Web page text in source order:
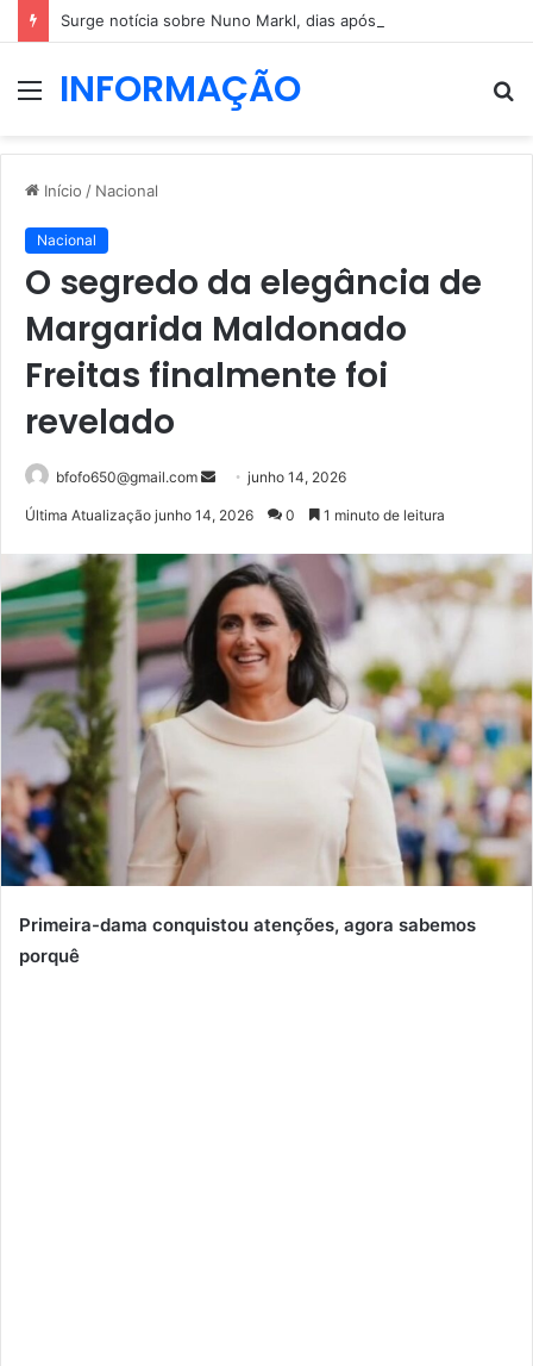
MenuINFORMAÇÃO
Início / Nacional
Nacional
O segredo da elegância de
Margarida Maldonado
Freitas finalmente foi
revelado
bfofo650@gmail.com
Mande
mail
junho 14, 2026
Última Atualização junho 14, 2026 0 1 minuto de leitura
Primeira-dama conquistou atenções, agora sabemos
porquê